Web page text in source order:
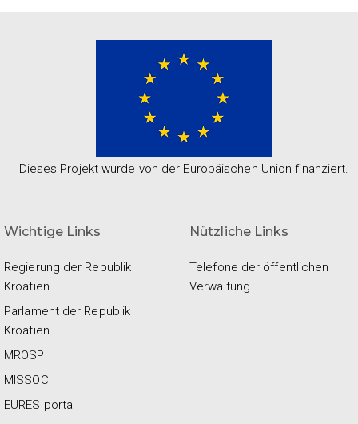
Dieses Projekt wurde von der Europäischen Union finanziert.
Wichtige Links
Regierung der Republik
Kroatien
Parlament der Republik
Kroatien
MROSP
MISSOC
EURES portal
Nützliche Links
Telefone der öffentlichen
Verwaltung